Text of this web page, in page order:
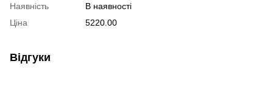
Наявність
В наявності
Ціна
5220.00
Відгуки